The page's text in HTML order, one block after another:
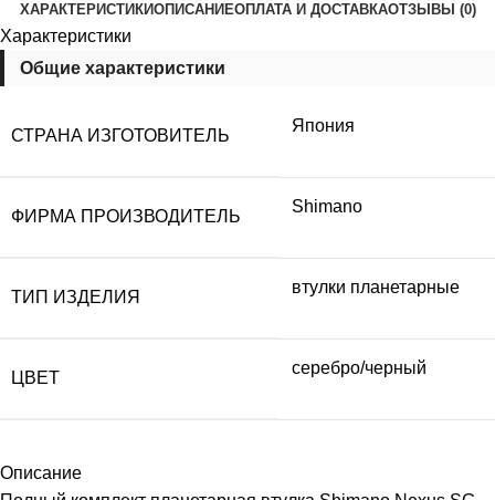
ХАРАКТЕРИСТИКИОПИСАНИЕОПЛАТА И ДОСТАВКАОТЗЫВЫ (0)
Характеристики
Общие характеристики
СТРАНА ИЗГОТОВИТЕЛЬ
Япония
ФИРМА ПРОИЗВОДИТЕЛЬ
Shimano
ТИП ИЗДЕЛИЯ
втулки планетарные
ЦВЕТ
серебро/черный
Описание